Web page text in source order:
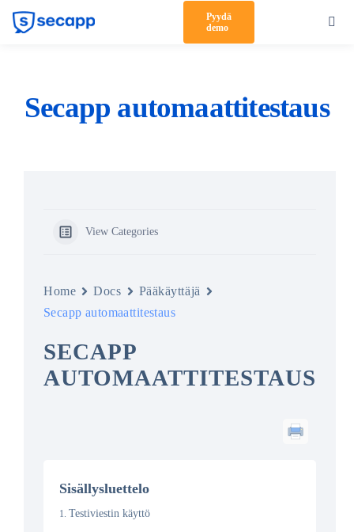
Skip
Pyydä
demo
Ratkaisut
Secapp automaattitestaus
View Categories
Home Docs
Pääkäyttäjä
Secapp automaattitestaus
SECAPP
AUTOMAATTITESTAUS
Sisällysluettelo
Testiviestin käyttö